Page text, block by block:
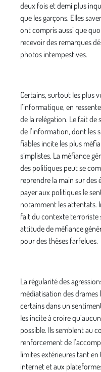
deux fois et demi plus
que les garçons. Elles
ont compris aussi que
recevoir des remarques
photos intempestives.
Certains, surtout les plus
l’informatique, en
de la relégation. Le fait de
de l’information, dont les
fiables incite les plus
simplistes. La méfiance
des politiques peut se
reprendre la main sur des
payer aux politiques le
notamment les attentats.
fait du contexte terroriste
attitude de méfiance
pour des thèses farfelues.
La régularité des
médiatisation des drames
certains dans un
les incite à croire
possible. Ils semblent au
renforcement de
limites extérieures tant en
internet et aux